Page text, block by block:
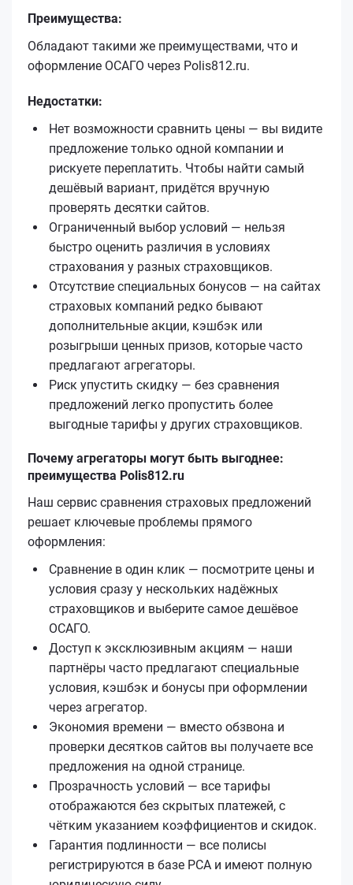
Преимущества:
Обладают такими же преимуществами, что и
оформление ОСАГО через Polis812.ru.
Недостатки:
Нет возможности сравнить цены — вы видите
предложение только одной компании и
рискуете переплатить. Чтобы найти самый
дешёвый вариант, придётся вручную
проверять десятки сайтов.
Ограниченный выбор условий — нельзя
быстро оценить различия в условиях
страхования у разных страховщиков.
Отсутствие специальных бонусов — на сайтах
страховых компаний редко бывают
дополнительные акции, кэшбэк или
розыгрыши ценных призов, которые часто
предлагают агрегаторы.
Риск упустить скидку — без сравнения
предложений легко пропустить более
выгодные тарифы у других страховщиков.
Почему агрегаторы могут быть выгоднее:
преимущества Polis812.ru
Наш сервис сравнения страховых предложений
решает ключевые проблемы прямого
оформления:
Сравнение в один клик — посмотрите цены и
условия сразу у нескольких надёжных
страховщиков и выберите самое дешёвое
ОСАГО.
Доступ к эксклюзивным акциям — наши
партнёры часто предлагают специальные
условия, кэшбэк и бонусы при оформлении
через агрегатор.
Экономия времени — вместо обзвона и
проверки десятков сайтов вы получаете все
предложения на одной странице.
Прозрачность условий — все тарифы
отображаются без скрытых платежей, с
чётким указанием коэффициентов и скидок.
Гарантия подлинности — все полисы
регистрируются в базе РСА и имеют полную